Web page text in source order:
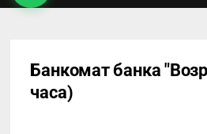
Банкомат банка
часа)